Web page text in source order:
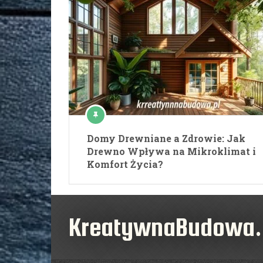
Domy Drewniane a Zdrowie: Jak
Drewno Wpływa na Mikroklimat i
Komfort Życia?